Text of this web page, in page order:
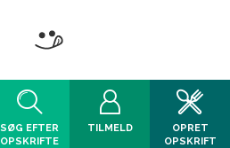
SØG EFTER
OPSKRIFTE
TILMELD
OPRET
OPSKRIFT